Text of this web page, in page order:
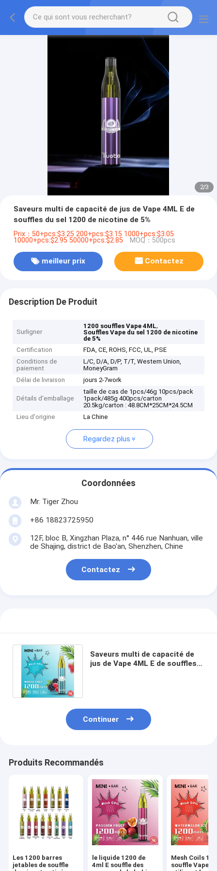
2/3
Saveurs multi de capacité de jus de Vape 4ML E de
souffles du sel 1200 de nicotine de 5%
Prix：50+pcs:$3.25 200+pcs:$3.15 1000+pcs:$3.05
10000+pcs:$2.95 50000+pcs:$2.85 MOQ：500pcs
meilleur prix Contactez
Description De Produit
Surligner
1200 souffles Vape 4ML,
Souffles Vape du sel 1200 de nicotine
de 5%
Certification
FDA, CE, ROHS, FCC, UL, PSE
Conditions de
paiement
L/C, D/A, D/P, T/T, Western Union,
MoneyGram
Délai de livraison
jours 2-7work
Détails d'emballage
taille de cas de 1pcs/46g 10pcs/pack
1pack/485g 400pcs/carton
20.5kg/carton : 48.8CM*25CM*24.5CM
Lieu d'origine
La Chine
Regardez plus
Coordonnées
Mr. Tiger Zhou
+86 18823725950
12F, bloc B, Xingzhan Plaza, n° 446 rue Nanhuan, ville
de Shajing, district de Bao'an, Shenzhen, Chine
Contactez
Saveurs multi de capacité de
jus de Vape 4ML E de souffles
Continuer
Produits Recommandés
Les 1200 barres
jetables de souffle
le liquide 1200 de
4ml E souffle des
Mesh Coils
souffle Vape